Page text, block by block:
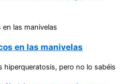
en las manivelas